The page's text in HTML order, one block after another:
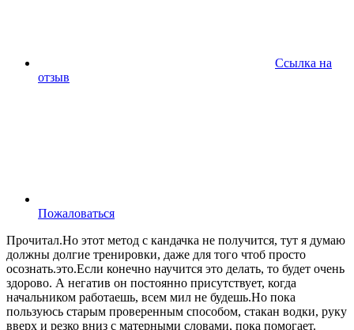
Ссылка на
отзыв
Пожаловаться
Прочитал.Но этот метод с кандачка не получится, тут я думаю
должны долгие тренировки, даже для того чтоб просто
осознать.это.Если конечно научится это делать, то будет очень
здорово. А негатив он постоянно присутствует, когда
начальником работаешь, всем мил не будешь.Но пока
пользуюсь старым проверенным способом, стакан водки, руку
вверх и резко вниз с матерными словами, пока помогает.